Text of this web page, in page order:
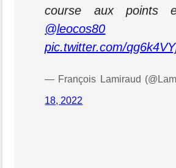
course aux points
@leocos80
pic.twitter.com/
— François Lamiraud
18, 2022